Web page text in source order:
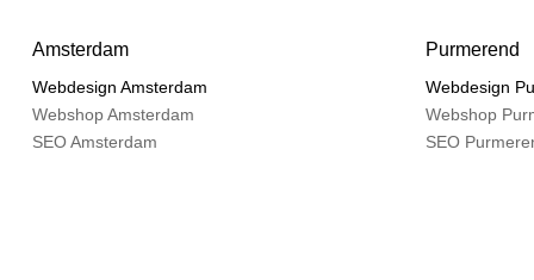
Amsterdam
Webdesign Amsterdam
Webshop Amsterdam
SEO Amsterdam
Purmerend
Webdesign
Webshop
SEO